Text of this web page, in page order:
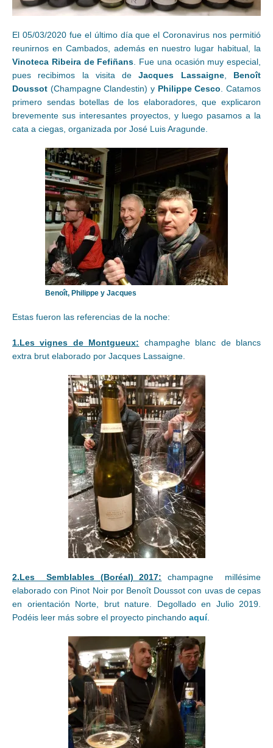
El 05/03/2020 fue el último día que el Coronavirus nos permitió
reunirnos en Cambados, además en nuestro lugar habitual, la
Vinoteca Ribeira de Fefiñans. Fue una ocasión muy especial,
pues recibimos la visita deJacques Lassaigne, Benoît
Doussot (Champagne Clandestin) y Philippe Cesco. Catamos
primero sendas botellas de los elaboradores, que explicaron
brevemente sus interesantes proyectos, y luego pasamos a la
cata a ciegas, organizada por José Luis Aragunde.
Benoît, Philippe y Jacques
Estas fueron las referencias de la noche:
1.Les vignes de Montgueux: champaghe blanc de blancs
extra brut elaborado por Jacques Lassaigne.
2.Les Semblables (Boréal) 2017: champagne millésime
elaborado con Pinot Noir por Benoît Doussot con uvas de cepas
en orientación Norte, brut nature. Degollado en Julio 2019.
Podéis leer más sobre el proyecto pinchando aquí.